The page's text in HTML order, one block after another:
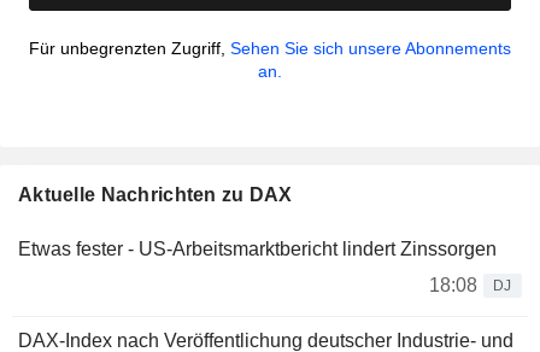
Für unbegrenzten Zugriff, Sehen Sie sich unsere Abonnements
an.
Aktuelle Nachrichten zu DAX
Etwas fester - US-Arbeitsmarktbericht lindert Zinssorgen
18:08
DJ
DAX-Index nach Veröffentlichung deutscher Industrie- und